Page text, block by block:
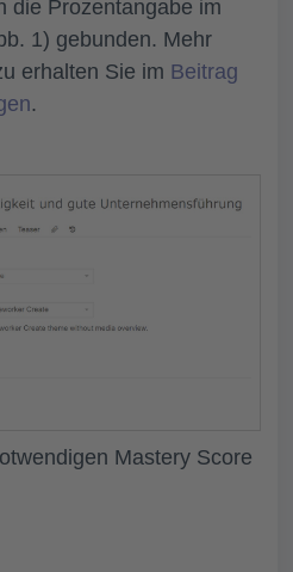
die Prozentangabe im
1) gebunden. Mehr
erhalten Sie im Beitrag
.
Mastery Score